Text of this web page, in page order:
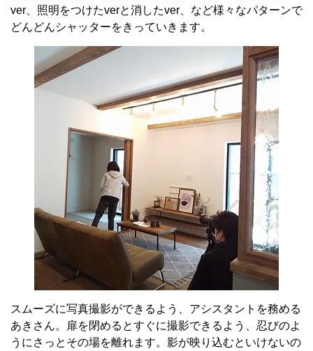
ver、照明をつけたverと消したver、など様々なパターンで
どんどんシャッターをきっていきます。
スムーズに写真撮影ができるよう、アシスタントを務める
あきさん。扉を閉めるとすぐに撮影できるよう、忍びのよ
うにさっとその場を離れます。影が映り込むといけないの